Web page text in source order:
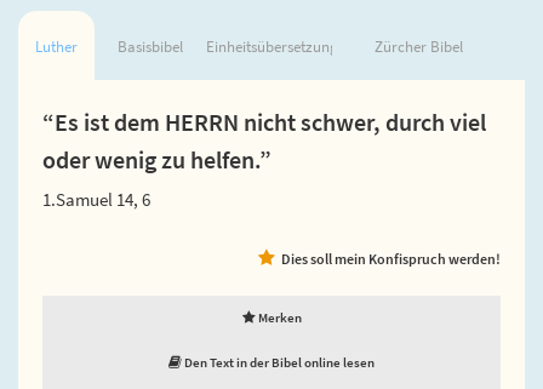
Luther Basisbibel Einheitsübersetzung Zürcher Bibel
“Es ist dem HERRN nicht schwer, durch viel
oder wenig zu helfen.”
1.Samuel 14, 6
Dies soll mein Konfispruch werden!
Merken
Den Text in der Bibel online lesen